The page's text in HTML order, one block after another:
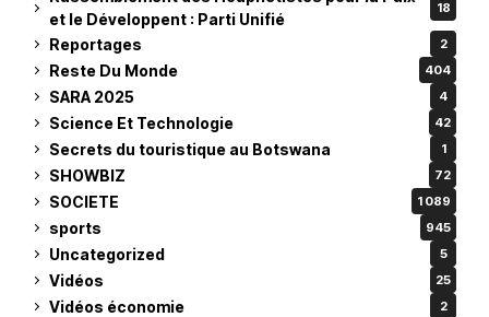
et le Développent : Parti Unifié
18
Reportages 2
Reste Du Monde 404
SARA 2025 4
Science Et Technologie 42
Secrets du touristique au Botswana 1
SHOWBIZ 72
SOCIETE 1 089
sports 945
Uncategorized 5
Vidéos 25
Vidéos économie 2